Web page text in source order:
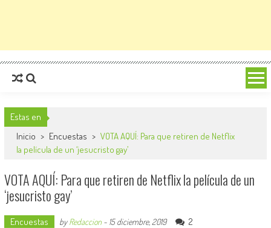
Estas en
Inicio > Encuestas > VOTA AQUÍ: Para que retiren de Netflix
la película de un ‘jesucristo gay’
VOTA AQUÍ: Para que retiren de Netflix la película de un
‘jesucristo gay’
Encuestas byRedaccion- 15 diciembre, 2019 2